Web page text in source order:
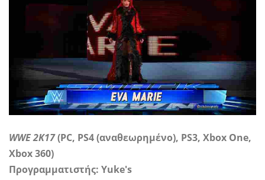
WWE 2K17(PC, PS4 (αναθεωρημένο), PS3, Xbox One,
Xbox 360)
Προγραμματιστής: Yuke's